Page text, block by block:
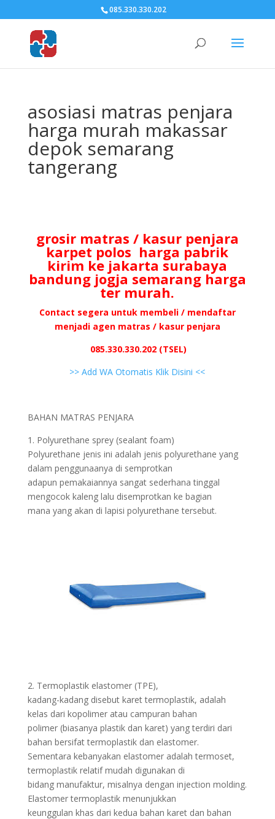
085.330.330.202
asosiasi matras penjara
harga murah makassar
depok semarang
tangerang
grosir matras / kasur penjara
karpet polos harga pabrik
kirim ke jakarta surabaya
bandung jogja semarang harga
ter murah.
Contact segera untuk membeli / mendaftar
menjadi agen matras / kasur penjara
085.330.330.202 (TSEL)
>> Add WA Otomatis Klik Disini <<
BAHAN MATRAS PENJARA
1. Polyurethane sprey (sealant foam)
Polyurethane jenis ini adalah jenis polyurethane yang
dalam penggunaanya di semprotkan
adapun pemakaiannya sangat sederhana tinggal
mengocok kaleng lalu disemprotkan ke bagian
mana yang akan di lapisi polyurethane tersebut.
2. Termoplastik elastomer (TPE),
kadang-kadang disebut karet termoplastik, adalah
kelas dari kopolimer atau campuran bahan
polimer (biasanya plastik dan karet) yang terdiri dari
bahan bersifat termoplastik dan elastomer.
Sementara kebanyakan elastomer adalah termoset,
termoplastik relatif mudah digunakan di
bidang manufaktur, misalnya dengan injection molding.
Elastomer termoplastik menunjukkan
keunggulan khas dari kedua bahan karet dan bahan